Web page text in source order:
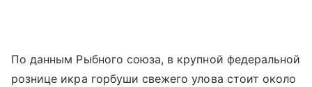
По данным Рыбного союза, в крупной федеральной
рознице икра горбуши свежего улова стоит около